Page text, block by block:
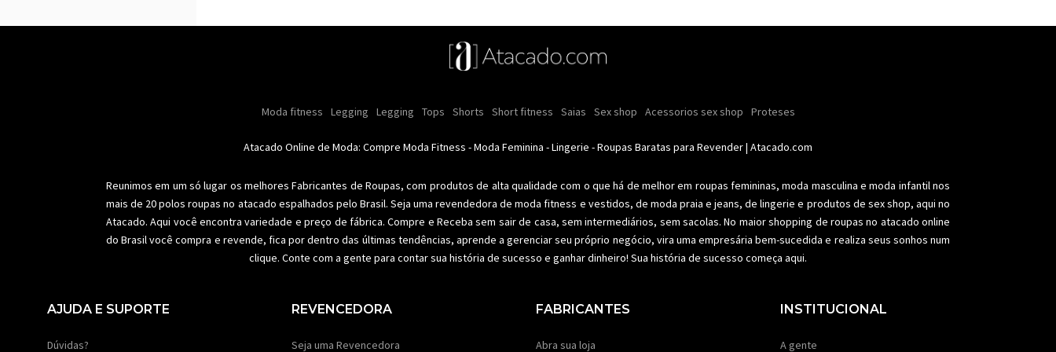
Especial natal Toda loja Feminino Moda feminina Moda feminina Moda íntima Moda fitness Moda praia Plus size Acessórios femininos
Moda masculino Moda masculina Moda intima masculina Acessórios masculinos Moda íntima Calcinhas Soutiens Conjuntos
Moda fitness Legging Legging Tops Shorts Short fitness Saias Sex shop Acessorios sex shop Proteses
Oleos e cremes Comestiveis Kits Lançamentos Ofertas Roupas para revender
Atacado Online de Moda: Compre Moda Fitness -Moda Feminina -Lingerie -Roupas Baratas para Revender| Atacado.com
Reunimos em um só lugar os melhoresFabricantes de Roupas, com produtos de alta qualidade com o que há de melhor em roupas femininas,moda masculina e moda infantil nos
mais de 20 polos roupas no atacado espalhados pelo Brasil. Seja uma revendedora demoda fitness e vestidos, de moda praia e jeans, de lingerie e produtos de sex shop, aqui no
Atacado. Aqui você encontra variedade e preço de fábrica. Compre e Receba sem sair de casa, sem intermediários, sem sacolas. No maior shopping de roupas no atacado online
do Brasil você compra e revende, fica por dentro das últimas tendências, aprende a gerenciar seu próprio negócio, vira uma empresária bem-sucedida e realiza seus sonhos num
clique. Conte com a gente para contar sua história de sucesso e ganhar dinheiro! Sua história de sucesso começa aqui.
AJUDA E SUPORTE
Dúvidas?
REVENCEDORA
Seja uma Revencedora
FABRICANTES
Abra sua loja
INSTITUCIONAL
A gente